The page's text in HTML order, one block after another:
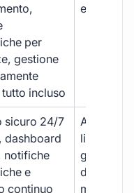
per
gestione
incluso
e
sicuro 24/7
dashboard
notifiche
e
continuo
Accesso
limitato,
gestione
manuale,